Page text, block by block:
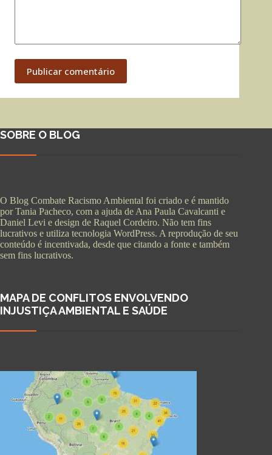
Publicar comentário
SOBRE O BLOG
O Blog Combate Racismo Ambiental foi criado e é mantido
por Tania Pacheco, com a ajuda de Ana Paula Cavalcanti e
Daniel Levi e design de Raquel Cordeiro. Não tem fins
lucrativos e utiliza tecnologia WordPress. A reprodução de seu
conteúdo é incentivada, desde que citando a fonte e também
sem fins lucrativos.
MAPA DE CONFLITOS ENVOLVENDO
INJUSTIÇA AMBIENTAL E SAÚDE